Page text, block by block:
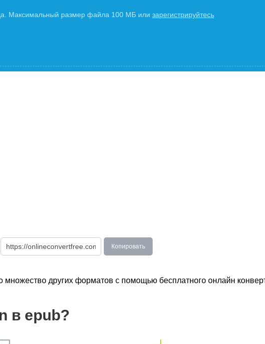
Максимальный размер файла 100 МБ или зарегистрируйтесь
Копировать
других форматов с помощью бесплатного онлайн
в epub?